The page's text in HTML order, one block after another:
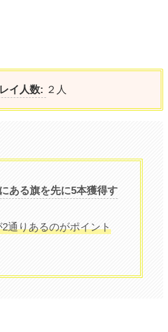
イ人数: ２人
ある旗を先に5本獲得す
通りあるのがポイント